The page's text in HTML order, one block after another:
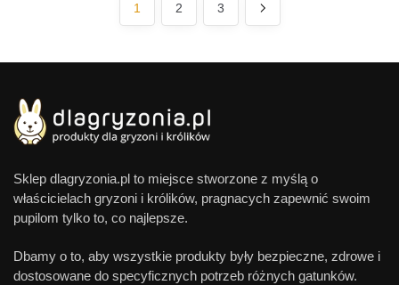
1 2 3
Sklep dlagryzonia.pl to miejsce stworzone z myślą o
właścicielach gryzoni i królików, pragnacych zapewnić swoim
pupilom tylko to, co najlepsze.
Dbamy o to, aby wszystkie produkty były bezpieczne, zdrowe i
dostosowane do specyficznych potrzeb różnych gatunków.